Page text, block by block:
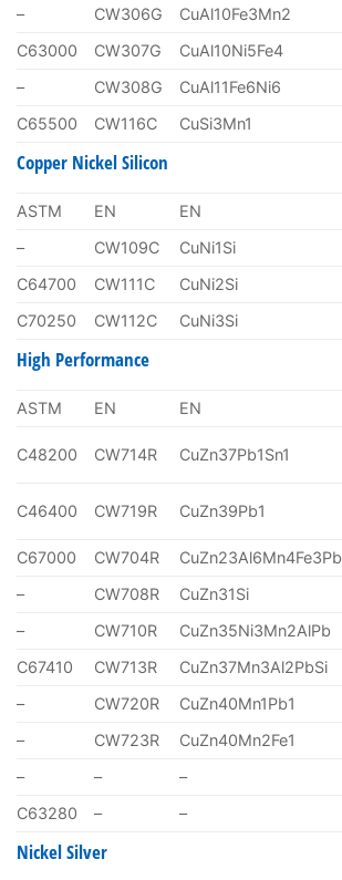
–
CW306G CuAl10Fe3Mn2
C63000
CW307G CuAl10Ni5Fe4
–
CW308G CuAl11Fe6Ni6
C65500
CW116C CuSi3Mn1
Copper Nickel Silicon
ASTM EN EN
–
CW109C CuNi1Si
C64700
CW111C CuNi2Si
C70250
CW112C CuNi3Si
High Performance
ASTM EN EN
C48200 CW714R CuZn37Pb1Sn1
C46400 CW719R CuZn39Pb1
C67000 CW704R CuZn23Al6Mn4Fe3Pb
–
CW708R CuZn31Si
–
CW710R CuZn35Ni3Mn2AlPb
C67410
CW713R CuZn37Mn3Al2PbSi
–
CW720R CuZn40Mn1Pb1
–
CW723R CuZn40Mn2Fe1
–
– –
C63280
– –
Nickel Silver